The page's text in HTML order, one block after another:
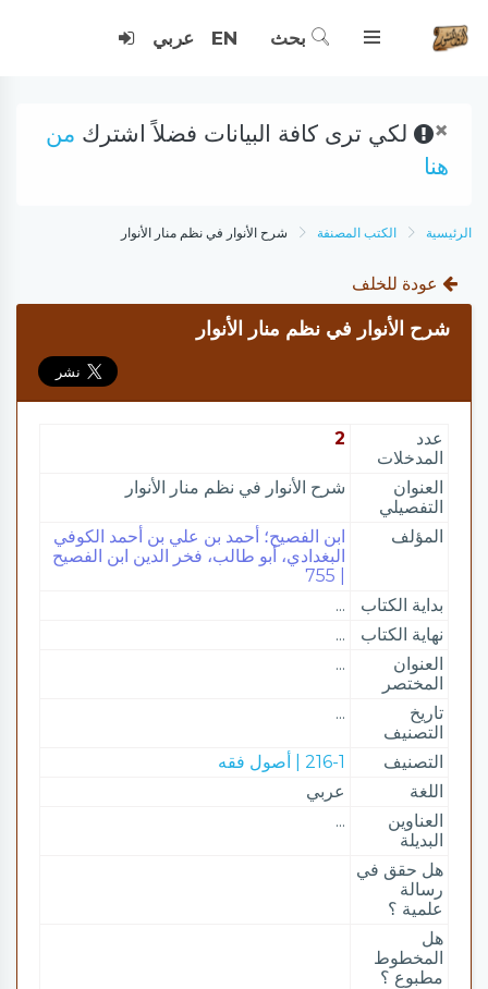
بحث EN عربي
× لكي ترى كافة البيانات فضلاً اشترك من
هنا
الرئيسية الكتب المصنفة شرح الأنوار في نظم منار الأنوار
عودة للخلف
شرح الأنوار في نظم منار الأنوار
عدد
المدخلات
2
العنوان
التفصيلي
شرح الأنوار في نظم منار الأنوار
المؤلف
ابن الفصيح؛ أحمد بن علي بن أحمد الكوفي
البغدادي، أبو طالب، فخر الدين ابن الفصيح
بداية الكتاب
...
نهاية الكتاب
...
العنوان
المختصر
...
تاريخ
التصنيف
...
التصنيف
216-1 | أصول فقه
اللغة
عربي
العناوين
البديلة
...
هل حقق في
رسالة
علمية ؟
هل
المخطوط
مطبوع ؟